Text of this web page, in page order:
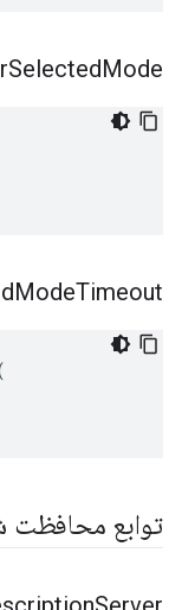
SelectedMode
ModeTimeout
توابع محافظت